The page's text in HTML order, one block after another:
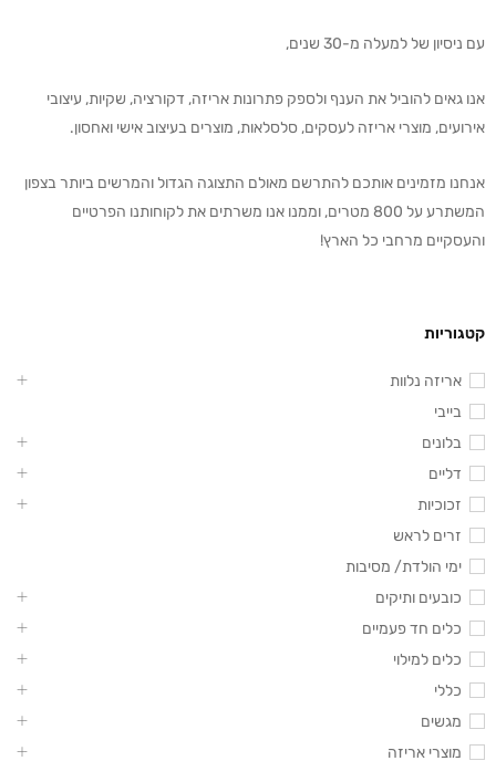
עם ניסיון של למעלה מ-30 שנים,
אנו גאים להוביל את הענף ולספק פתרונות אריזה, דקורציה, שקיות, עיצובי
אירועים, מוצרי אריזה לעסקים, סלסלאות, מוצרים בעיצוב אישי ואחסון.
אנחנו מזמינים אותכם להתרשם מאולם התצוגה הגדול והמרשים ביותר בצפון
המשתרע על 800 מטרים, וממנו אנו משרתים את לקוחותנו הפרטיים
והעסקיים מרחבי כל הארץ!
קטגוריות
אריזה נלוות
בייבי
בלונים
דליים
זכוכיות
זרים לראש
ימי הולדת/ מסיבות
כובעים ותיקים
כלים חד פעמיים
כלים למילוי
כללי
מגשים
מוצרי אריזה